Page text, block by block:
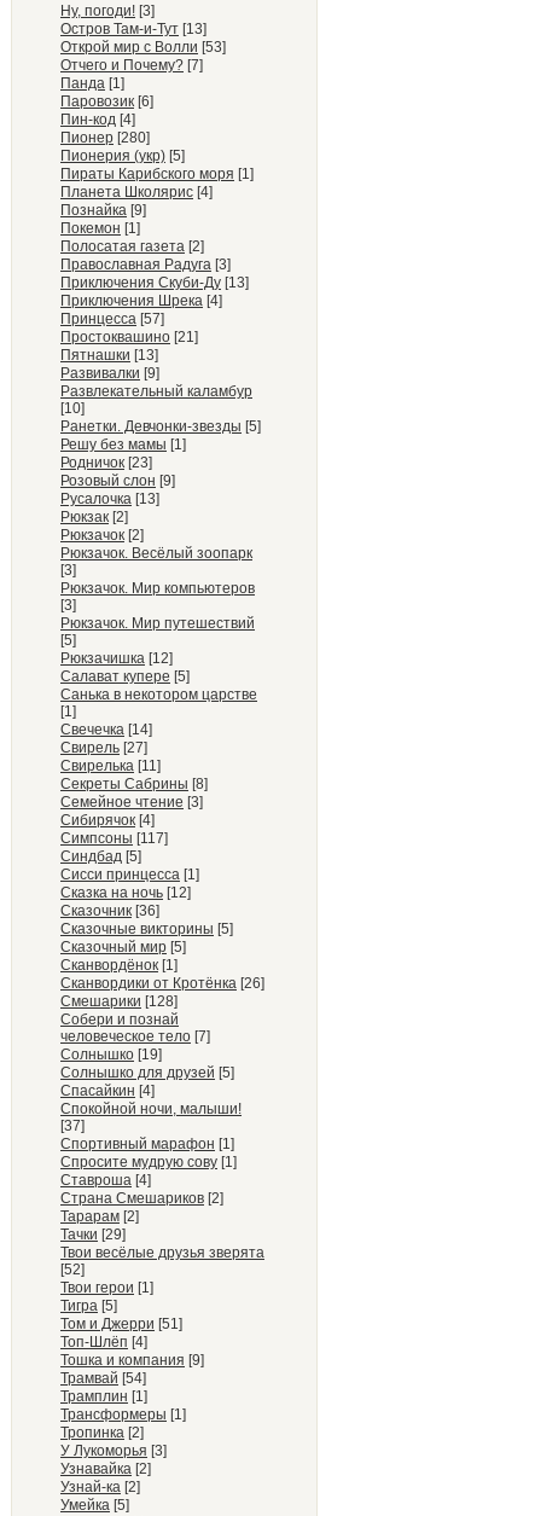
Ну, погоди! [3]
Остров Там-и-Тут [13]
Открой мир с Волли [53]
Отчего и Почему? [7]
Панда [1]
Паровозик [6]
Пин-код [4]
Пионер [280]
Пионерия (укр) [5]
Пираты Карибского моря [1]
Планета Школярис [4]
Познайка [9]
Покемон [1]
Полосатая газета [2]
Православная Радуга [3]
Приключения Скуби-Ду [13]
Приключения Шрека [4]
Принцесса [57]
Простоквашино [21]
Пятнашки [13]
Развивалки [9]
Развлекательный каламбур
[10]
Ранетки. Девчонки-звезды [5]
Решу без мамы [1]
Родничок [23]
Розовый слон [9]
Русалочка [13]
Рюкзак [2]
Рюкзачок [2]
Рюкзачок. Весёлый зоопарк
[3]
Рюкзачок. Мир компьютеров
[3]
Рюкзачок. Мир путешествий
[5]
Рюкзачишка [12]
Салават купере [5]
Санька в некотором царстве
[1]
Свечечка [14]
Свирель [27]
Свирелька [11]
Секреты Сабрины [8]
Семейное чтение [3]
Сибирячок [4]
Симпсоны [117]
Синдбад [5]
Сисси принцесса [1]
Сказка на ночь [12]
Сказочник [36]
Сказочные викторины [5]
Сказочный мир [5]
Сканвордёнок [1]
Сканвордики от Кротёнка [26]
Смешарики [128]
Собери и познай
человеческое тело [7]
Солнышко [19]
Солнышко для друзей [5]
Спасайкин [4]
Спокойной ночи, малыши!
[37]
Спортивный марафон [1]
Спросите мудрую сову [1]
Ставроша [4]
Страна Смешариков [2]
Тарарам [2]
Тачки [29]
Твои весёлые друзья зверята
[52]
Твои герои [1]
Тигра [5]
Том и Джерри [51]
Топ-Шлёп [4]
Тошка и компания [9]
Трамвай [54]
Трамплин [1]
Трансформеры [1]
Тропинка [2]
У Лукоморья [3]
Узнавайка [2]
Узнай-ка [2]
Умейка [5]